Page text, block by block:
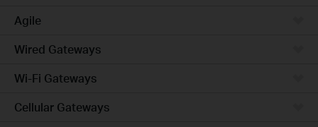
Agile
Wired Gateways
Wi-Fi Gateways
Cellular Gateways